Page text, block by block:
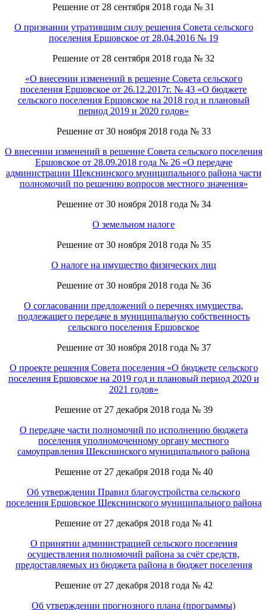
Решение от 28 сентября 2018 года № 31
О признании утратившим силу решения Совета сельского
поселения Ершовское от 28.04.2016 № 19
Решение от 28 сентября 2018 года № 32
«О внесении изменений в решение Совета сельского
поселения Ершовское от 26.12.2017г. № 43 «О бюджете
сельского поселения Ершовское на 2018 год и плановый
период 2019 и 2020 годов»
Решение от 30 ноября 2018 года № 33
О внесении изменений в решение Совета сельского поселения
Ершовское от 28.09.2018 года № 26 «О передаче
администрации Шекснинского муниципального района части
полномочий по решению вопросов местного значения»
Решение от 30 ноября 2018 года № 34
О земельном налоге
Решение от 30 ноября 2018 года № 35
О налоге на имущество физических лиц
Решение от 30 ноября 2018 года № 36
О согласовании предложений о перечнях имущества,
подлежащего передаче в муниципальную собственность
сельского поселения Ершовское
Решение от 30 ноября 2018 года № 37
О проекте решения Совета поселения «О бюджете сельского
поселения Ершовское на 2019 год и плановый период 2020 и
2021 годов»
Решение от 27 декабря 2018 года № 39
О передаче части полномочий по исполнению бюджета
поселения уполномоченному органу местного
самоуправления Шекснинского муниципального района
Решение от 27 декабря 2018 года № 40
Об утверждении Правил благоустройства сельского
поселения Ершовское Шекснинского муниципального района
Решение от 27 декабря 2018 года № 41
О принятии администрацией сельского поселения
осуществления полномочий района за счёт средств,
предоставляемых из бюджета района в бюджет поселения
Решение от 27 декабря 2018 года № 42
Об утверждении прогнозного плана (программы)